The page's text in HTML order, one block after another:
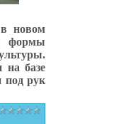
в новом
формы
на базе
под рук